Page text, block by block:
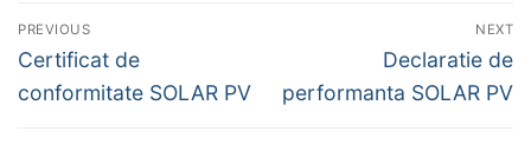
Navigare
în
articole
PREVIOUS
Previous
post:
Certificat de
conformitate SOLAR PV
NEXT
Next
post:
Declaratie de
performanta SOLAR PV